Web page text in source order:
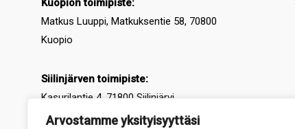
Arvostamme yksityisyyttäsi
Kuopion toimipiste:
Matkus Luuppi, Matkuksentie 58, 70800
Kuopio
Siilinjärven toimipiste:
Kasurilantie 4, 71800 Siilinjärvi